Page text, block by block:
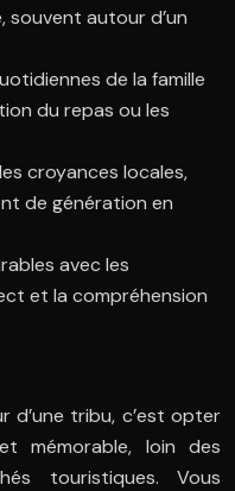
souvent autour d’un
de la famille
du repas ou les
croyances locales,
de génération en
avec les
et la compréhension
d’une tribu, c’est opter
mémorable, loin des
touristiques. Vous